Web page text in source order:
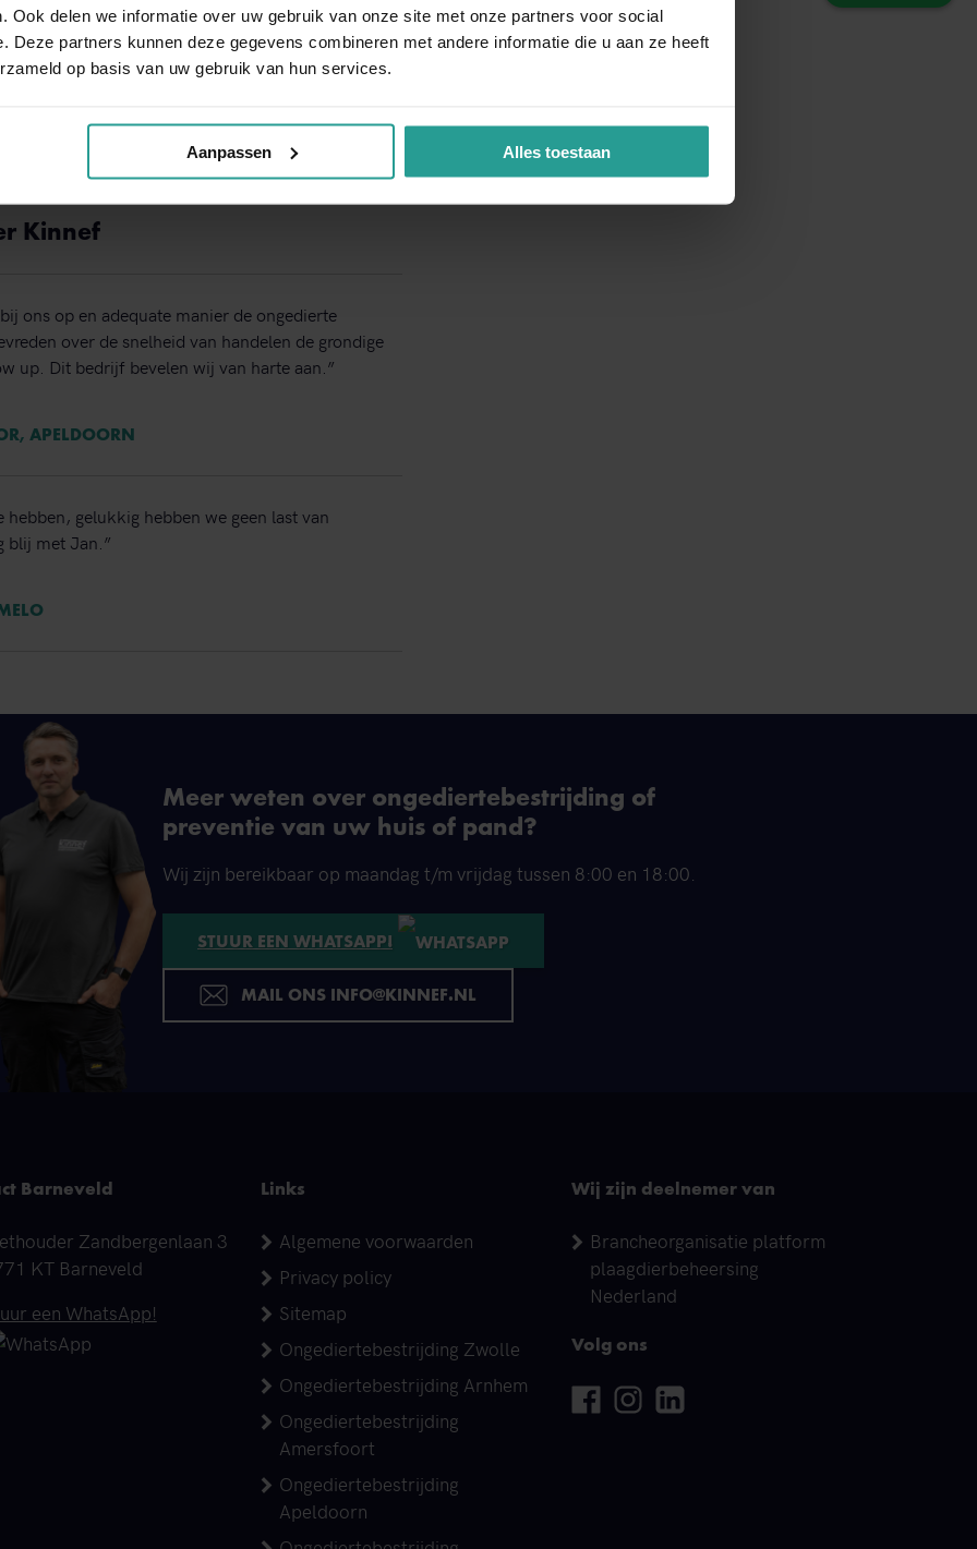
Ook delen we informatie over uw gebruik van onze site met onze partners voor social
Deze partners kunnen deze gegevens combineren met andere informatie die u aan ze heeft
op basis van uw gebruik van hun services.
Aanpassen Alles toestaan
Binnen 1 werkdag antwoord
Kinnef
ons op en adequate manier de ongedierte
over de snelheid van handelen de grondige
up. Dit bedrijf bevelen wij van harte aan.”
APELDOORN
gelukkig hebben we geen last van
blij met Jan.”
Meer weten over ongediertebestrijding of
preventie van uw huis of pand?
Wij zijn bereikbaar op maandag t/m vrijdag tussen 8:00 en 18:00.
STUUR EEN WHATSAPP!
MAIL ONS INFO@KINNEF.NL
Barneveld
Zandbergenlaan 3
KT Barneveld
een WhatsApp!
Links
Algemene voorwaarden
Privacy policy
Sitemap
Ongediertebestrijding Zwolle
Ongediertebestrijding Arnhem
Ongediertebestrijding
Amersfoort
Ongediertebestrijding
Apeldoorn
Wij zijn deelnemer van
Brancheorganisatie platform
plaagdierbeheersing
Nederland
Volg ons
Facebook
InstagramLinkedin